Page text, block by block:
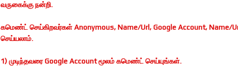
வருகைக்கு நன்றி.
கமெண்ட் செய்கிறவர்கள் Anonymous, Name/Url, Google Account, Name/
செய்யலாம்.
1) முடிந்தவரை Google Account மூலம் கமெண்ட் செய்யுங்கள்.